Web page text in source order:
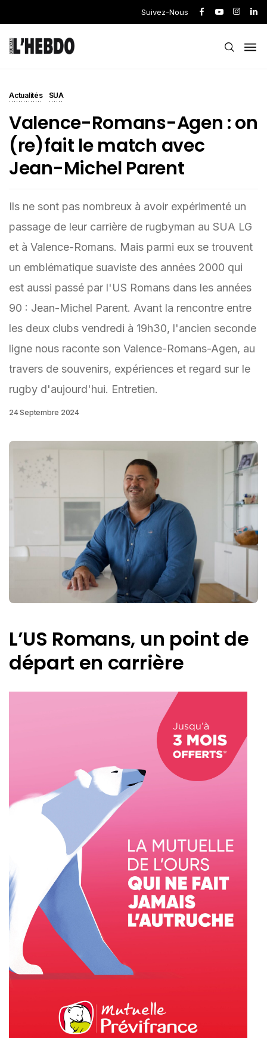
Suivez-Nous
Actualités SUA
Valence-Romans-Agen : on
(re)fait le match avec
Jean-Michel Parent
Ils ne sont pas nombreux à avoir expérimenté un
passage de leur carrière de rugbyman au SUA LG
et à Valence-Romans. Mais parmi eux se trouvent
un emblématique suaviste des années 2000 qui
est aussi passé par l'US Romans dans les années
90 : Jean-Michel Parent. Avant la rencontre entre
les deux clubs vendredi à 19h30, l'ancien seconde
ligne nous raconte son Valence-Romans-Agen, au
travers de souvenirs, expériences et regard sur le
rugby d'aujourd'hui. Entretien.
24 Septembre 2024
L’US Romans, un point de
départ en carrière